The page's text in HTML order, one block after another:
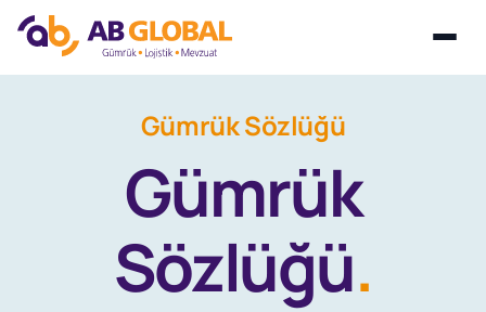
Gümrük Sözlüğü
Gümrük
Sözlüğü.